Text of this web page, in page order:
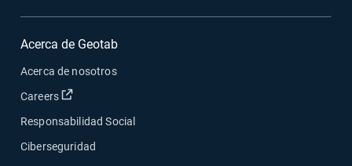
Acerca de Geotab
Acerca de nosotros
Careers
Abrir en una nueva ventana
Responsabilidad Social
Ciberseguridad